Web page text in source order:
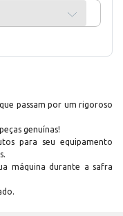
passam por um rigoroso
genuínas!
para seu equipamento
máquina durante a safra